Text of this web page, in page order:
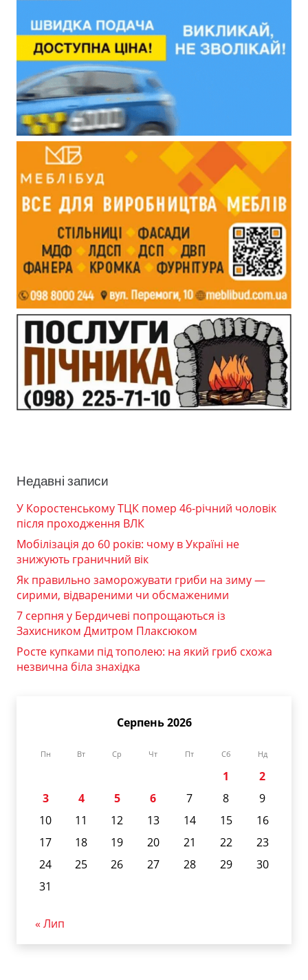
Недавні записи
У Коростенському ТЦК помер 46-річний чоловік
після проходження ВЛК
Мобілізація до 60 років: чому в Україні не
знижують граничний вік
Як правильно заморожувати гриби на зиму —
сирими, відвареними чи обсмаженими
7 серпня у Бердичеві попрощаються із
Захисником Дмитром Плаксюком
Росте купками під тополею: на який гриб схожа
незвична біла знахідка
Серпень 2026
Пн Вт Ср Чт Пт Сб Нд
1
2
3
4 5 6 7 8
9
10
11 12 13 14 15
16
17
18 19 20 21 22
23
24
25 26 27 28 29
30
31
« Лип